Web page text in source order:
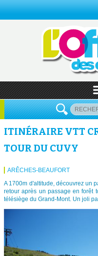
ITINÉRAIRE VTT
TOUR DU CUVY
ARÊCHES-BEAUFORT
A 1700m d'altitude, découvrez un
retour après un passage en forêt
télésiège du Grand-Mont. Un joli